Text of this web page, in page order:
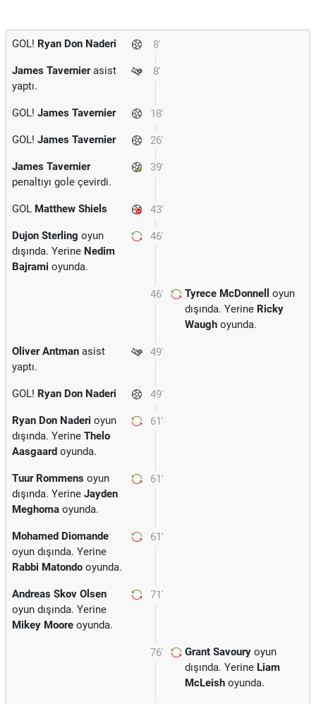
8'
GOL! Ryan Don Naderi
8'
James Tavernierasist
yaptı.
18'
GOL! James Tavernier
26'
GOL! James Tavernier
39'
James Tavernier
penaltıyı gole çevirdi.
43'
GOL Matthew Shiels
46'
Dujon Sterling oyun
dışında. Yerine Nedim
Bajrami oyunda.
46' Tyrece McDonnell
oyun
dışında. Yerine Ricky
Waugh oyunda.
49'
Oliver Antman asist
yaptı.
49'
GOL! Ryan Don Naderi
61'
Ryan Don Naderi oyun
dışında. Yerine Thelo
Aasgaard oyunda.
61'
Tuur Rommens oyun
dışında. Yerine Jayden
Meghoma oyunda.
61'
Mohamed Diomande
oyun dışında. Yerine
Rabbi Matondo oyunda.
71'
Andreas Skov Olsen
oyun dışında. Yerine
Mikey Moore oyunda.
76' Grant Savoury oyun
dışında. Yerine Liam
McLeish oyunda.